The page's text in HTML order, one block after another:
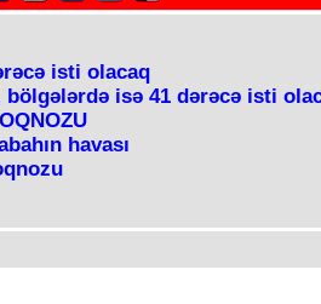
isti olacaq
bölgələrdə isə 41 dərəcə isti
havası